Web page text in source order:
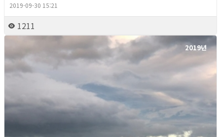
2019-09-30 15:21
1211
2019년